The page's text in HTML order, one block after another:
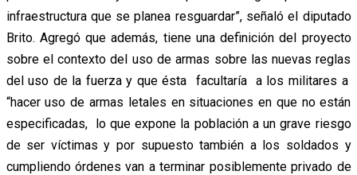
infraestructura que se planea resguardar”, señaló el diputado
Brito. Agregó que además, tiene una definición del proyecto
sobre el contexto del uso de armas sobre las nuevas reglas
del uso de la fuerza y que ésta facultaría a los militares a
“hacer uso de armas letales en situaciones en que no están
especificadas, lo que expone la población a un grave riesgo
de ser víctimas y por supuesto también a los soldados y
cumpliendo órdenes van a terminar posiblemente privado de